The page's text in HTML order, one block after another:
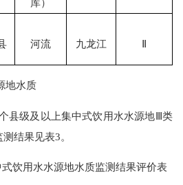
库）
河流 九龙江
地水质
县级及以上集中式饮用水水源地Ⅲ类
结果见表3。
饮用水水源地水质监测结果评价表